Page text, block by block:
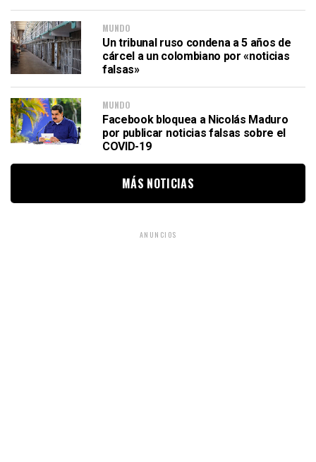
MUNDO
Un tribunal ruso condena a 5 años de
cárcel a un colombiano por «noticias
falsas»
MUNDO
Facebook bloquea a Nicolás Maduro
por publicar noticias falsas sobre el
COVID-19
MÁS NOTICIAS
ANUNCIOS